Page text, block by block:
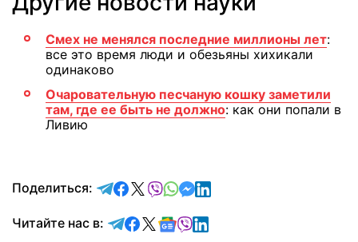
Смех не менялся последние миллионы лет:
все это время люди и обезьяны хихикали
одинаково
Очаровательную песчаную кошку заметили
там, где ее быть не должно: как они попали в
Ливию
Поделиться: отправить в Telegram
поделиться в Facebook
поделиться в X
отправить в Viber
отправить в Whatsapp
отправить в Messenger
отправить в LinkedIn
Читайте нас в: Читайте в Telegram
Читайте в Facebook
Читайте в X
Читайте в Google news
Читайте в Viber
Читайте в LinkedIn